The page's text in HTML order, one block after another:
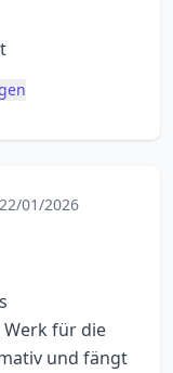
01/2026
Werk für die
und fängt